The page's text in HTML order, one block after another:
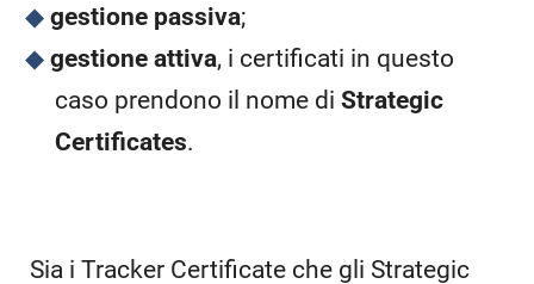
gestione passiva;
gestione attiva, i certificati in questo
caso prendono il nome di Strategic
Certificates.
Sia i Tracker Certificate che gli Strategic